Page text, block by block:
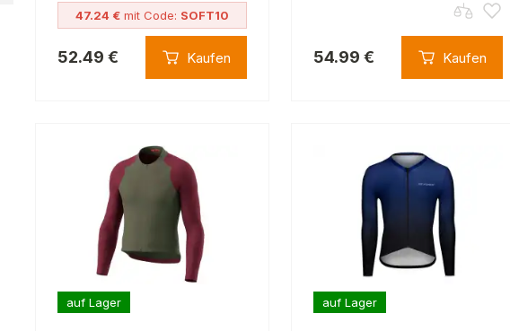
47.24 €mit Code: SOFT10
52.49 € Kaufen 54.99 € Kaufen
auf Lager auf Lager